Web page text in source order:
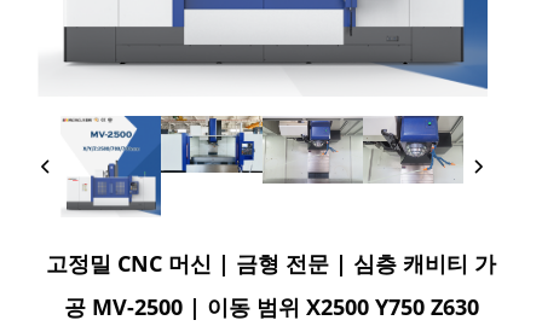
고정밀 CNC 머신 | 금형 전문 | 심층 캐비티 가
공 MV-2500 | 이동 범위 X2500 Y750 Z630